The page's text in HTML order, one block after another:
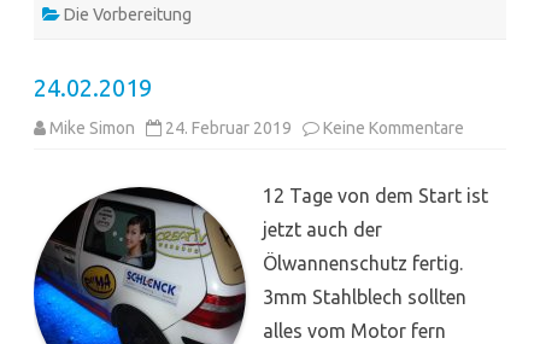
Die Vorbereitung
24.02.2019
Mike Simon 24. Februar 2019 Keine Kommentare
12 Tage von dem Start ist
jetzt auch der
Ölwannenschutz fertig.
3mm Stahlblech sollten
alles vom Motor fern